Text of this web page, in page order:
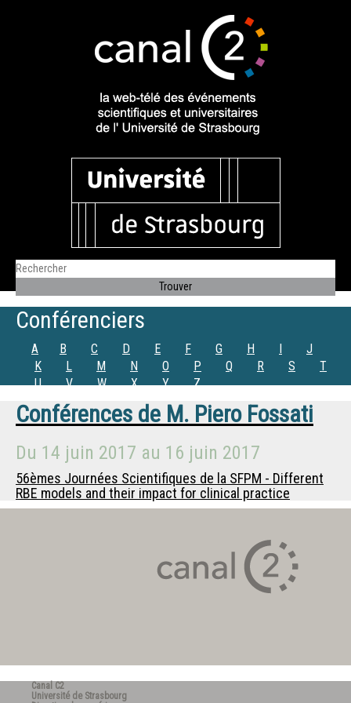
Conférenciers
A B C D E F G H I
J
K
L M N O P Q R S
T
U
V W X Y Z
Conférences de M. Piero Fossati
Du 14 juin 2017 au 16 juin 2017
56èmes Journées Scientifiques de la SFPM - Different
RBE models and their impact for clinical practice
Canal C2
Université de Strasbourg